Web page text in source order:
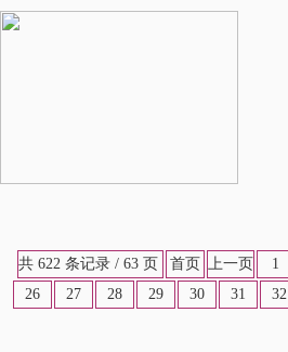
共 622 条记录 / 63 页 首页 上一页 1
26
27 28 29 30 31 32